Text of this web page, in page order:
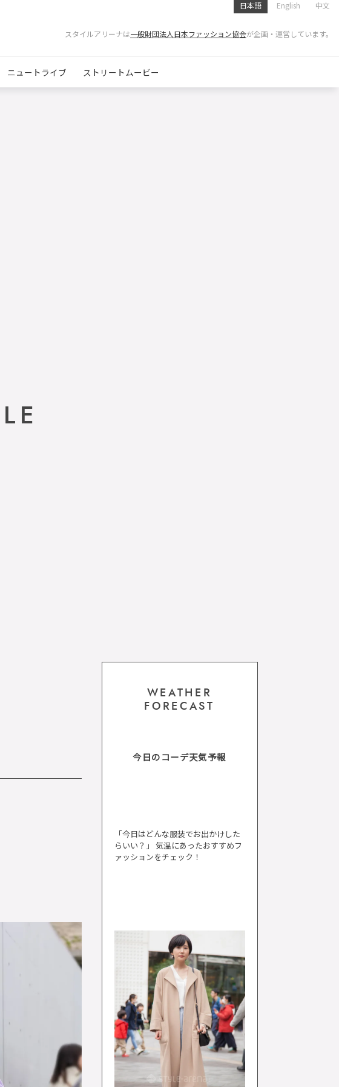
日本語 English 中文
スタイルアリーナは一般財団法人日本ファッション協会が企画・運営しています。
ニュートライブ ストリートムービー
WEATHER
FORECAST
今日のコーデ天気予報
「今日はどんな服装でお出かけした
らいい？」 気温にあったおすすめフ
ァッションをチェック！